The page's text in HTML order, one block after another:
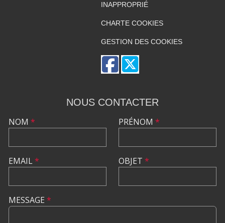
INAPPROPRIÉ
CHARTE COOKIES
GESTION DES COOKIES
NOUS CONTACTER
NOM *
EMAIL*
PRÉNOM *
OBJET *
MESSAGE *